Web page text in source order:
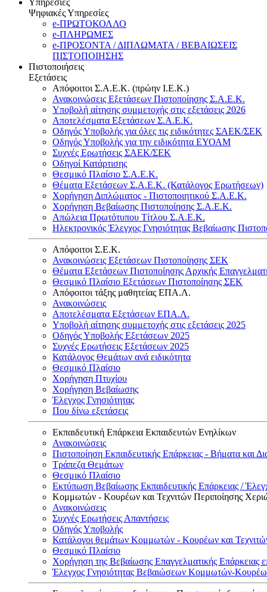
Υπηρεσίες
Ψηφιακές Υπηρεσίες
e-ΠΡΩΤΟΚΟΛΛΟ
e-ΠΛΗΡΩΜΕΣ
e-ΠΡΟΣΟΝΤΑ / ΔΙΠΛΩΜΑΤΑ / ΒΕΒΑΙΩΣΕΙΣ
ΠΙΣΤΟΠΟΙΗΣΗΣ
Πιστοποιήσεις
Εξετάσεις
Απόφοιτοι Σ.Α.Ε.Κ. (πρώην Ι.Ε.Κ.)
Ανακοινώσεις Εξετάσεων Πιστοποίησης Σ.Α.Ε.Κ.
Υποβολή αίτησης συμμετοχής στις εξετάσεις 2026
Αποτελέσματα Εξετάσεων Σ.Α.Ε.Κ.
Οδηγός Υποβολής για όλες τις ειδικότητες ΣΑΕΚ/ΣΕΚ
Οδηγός Υποβολής για την ειδικότητα ΕΥΟΑΜ
Συχνές Ερωτήσεις ΣΑΕΚ/ΣΕΚ
Οδηγοί Κατάρτισης
Θεσμικό Πλαίσιο Σ.Α.Ε.Κ.
Θέματα Εξετάσεων Σ.Α.Ε.Κ. (Κατάλογος Ερωτήσεων)
Χορήγηση Διπλώματος - Πιστοποιητικού Σ.Α.Ε.Κ.
Χορήγηση Βεβαίωσης Πιστοποίησης Σ.Α.Ε.Κ.
Απώλεια Πρωτότυπου Τίτλου Σ.Α.Ε.Κ.
Ηλεκτρονικός Έλεγχος Γνησιότητας Βεβαίωσης
Απόφοιτοι Σ.Ε.Κ.
Ανακοινώσεις Εξετάσεων Πιστοποίησης ΣΕΚ
Θέματα Εξετάσεων Πιστοποίησης Αρχικής
Θεσμικό Πλαίσιο Εξετάσεων Πιστοποίησης ΣΕΚ
Απόφοιτοι τάξης μαθητείας ΕΠΑ.Λ.
Ανακοινώσεις
Αποτελέσματα Εξετάσεων ΕΠΑ.Λ.
Υποβολή αίτησης συμμετοχής στις εξετάσεις 2025
Οδηγός Υποβολής Εξετάσεων 2025
Συχνές Ερωτήσεις Εξετάσεων 2025
Κατάλογος Θεμάτων ανά ειδικότητα
Θεσμικό Πλαίσιο
Χορήγηση Πτυχίου
Χορήγηση Βεβαίωσης
Έλεγχος Γνησιότητας
Που δίνω εξετάσεις
Εκπαιδευτική Επάρκεια Εκπαιδευτών Ενηλίκων
Ανακοινώσεις
Πιστοποίηση Εκπαιδευτικής Επάρκειας - Βήματα και
Τράπεζα Θεμάτων
Θεσμικό Πλαίσιο
Εκτύπωση Βεβαίωσης Εκπαιδευτικής Επάρκειας /
Κομμωτών - Κουρέων και Τεχνιτών Περιποίησης
Ανακοινώσεις
Συχνές Ερωτήσεις Απαντήσεις
Οδηγός Υποβολής
Κατάλογοι θεμάτων Κομμωτών - Κουρέων και
Θεσμικό Πλαίσιο
Χορήγηση της Βεβαίωσης Επαγγελματικής
Έλεγχος Γνησιότητας Βεβαιώσεων Κομμωτών-